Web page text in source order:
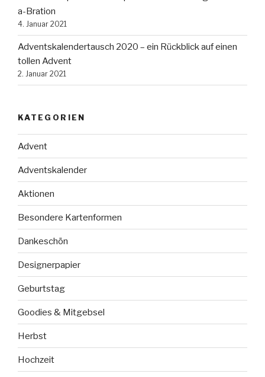
a-Bration
4. Januar 2021
Adventskalendertausch 2020 – ein Rückblick auf einen
tollen Advent
2. Januar 2021
KATEGORIEN
Advent
Adventskalender
Aktionen
Besondere Kartenformen
Dankeschön
Designerpapier
Geburtstag
Goodies & Mitgebsel
Herbst
Hochzeit